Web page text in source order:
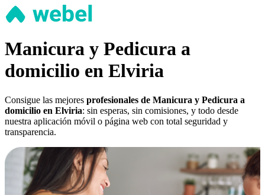
Manicura y Pedicura a
domicilio en Elviria
Consigue las mejores profesionales de Manicura y Pedicura a
domicilio en Elviria: sin esperas, sin comisiones, y todo desde
nuestra aplicación móvil o página web con total seguridad y
transparencia.